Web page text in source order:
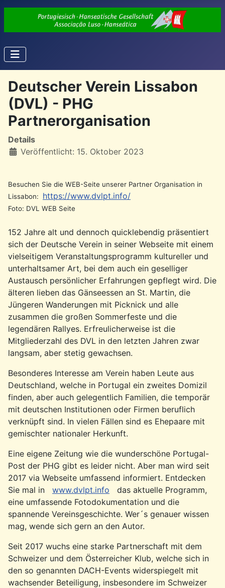
Deutscher Verein Lissabon
(DVL) - PHG
Partnerorganisation
Details
Veröffentlicht: 15. Oktober 2023
Besuchen Sie die WEB-Seite unserer Partner Organisation in
Lissabon: https://www.dvlpt.info/
Foto: DVL WEB Seite
152 Jahre alt und dennoch quicklebendig präsentiert
sich der Deutsche Verein in seiner Webseite mit einem
vielseitigem Veranstaltungsprogramm kultureller und
unterhaltsamer Art, bei dem auch ein geselliger
Austausch persönlicher Erfahrungen gepflegt wird. Die
älteren lieben das Gänseessen an St. Martin, die
Jüngeren Wanderungen mit Picknick und alle
zusammen die großen Sommerfeste und die
legendären Rallyes. Erfreulicherweise ist die
Mitgliederzahl des DVL in den letzten Jahren zwar
langsam, aber stetig gewachsen.
Besonderes Interesse am Verein haben Leute aus
Deutschland, welche in Portugal ein zweites Domizil
finden, aber auch gelegentlich Familien, die temporär
mit deutschen Institutionen oder Firmen beruflich
verknüpft sind. In vielen Fällen sind es Ehepaare mit
gemischter nationaler Herkunft.
Eine eigene Zeitung wie die wunderschöne Portugal-
Post der PHG gibt es leider nicht. Aber man wird seit
2017 via Webseite umfassend informiert. Entdecken
Sie mal in www.dvlpt.info das aktuelle Programm,
eine umfassende Fotodokumentation und die
spannende Vereinsgeschichte. Wer´s genauer wissen
mag, wende sich gern an den Autor.
Seit 2017 wuchs eine starke Partnerschaft mit dem
Schweizer und dem Österreicher Klub, welche sich in
den so genannten DACH-Events widerspiegelt mit
wachsender Beteiligung, insbesondere im Schweizer